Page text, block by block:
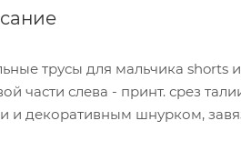
трусы для мальчика shorts
части слева - принт. срез
и декоративным шнурком,